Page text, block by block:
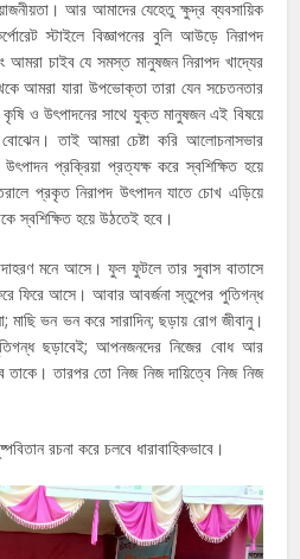
আর আমাদের যেহেতু ক্ষুদ্র ব্যবসায়িক
স্টাইলে বিজ্ঞাপনের বুলি আউড়ে নিরাপদ
আমরা চাইব যে সমস্ত মানুষজন নিরাপদ খাদ্যের
আমরা যারা উপভোক্তা তারা যেন সচেতনতার
ও উৎপাদনের সাথে যুক্ত মানুষজন এই বিষয়ে
তাই আমরা চেষ্টা করি আলোচনাসভার
প্রক্রিয়া প্রত্যক্ষ করে স্বশিক্ষিত হয়ে
প্রকৃত নিরাপদ উৎপাদন যাতে চোখ এড়িয়ে
স্বশিক্ষিত হয়ে উঠতেই হবে।
মনে আসে। ফুল ফুটলে তার সুবাস বাতাসে
ফিরে আসে। আবার আবর্জনা স্তুপের পুতিগন্ধ
মাছি ভন ভন করে সারাদিন; ছড়ায় রোগ জীবানু।
ছড়াবেই; আপনজনদের নিজের বোধ আর
তাকে। তারপর তো নিজ নিজ দায়িত্বে নিজ নিজ
রচনা করে চলবে ধারাবাহিকভাবে।